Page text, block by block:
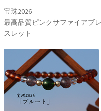
宝珠2026
最高品質ピンクサファイアブレ
スレット